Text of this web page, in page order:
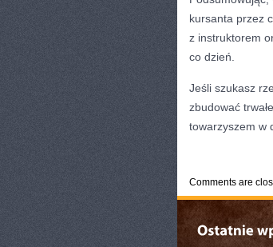
kursanta przez
z instruktorem
co dzień.
Jeśli szukasz
zbudować
towarzyszem w
Comments are